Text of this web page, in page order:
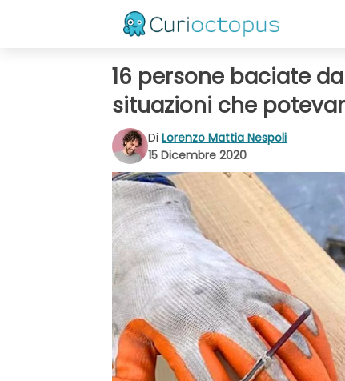
16 persone baciate
situazioni che
Di Lorenzo Mattia Nespoli
15 Dicembre 2020